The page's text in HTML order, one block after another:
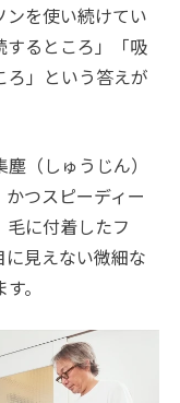
を使い続けてい
するところ」「吸
ろ」という答えが
（しゅうじん）
つスピーディー
に付着したフ
見えない微細な
。